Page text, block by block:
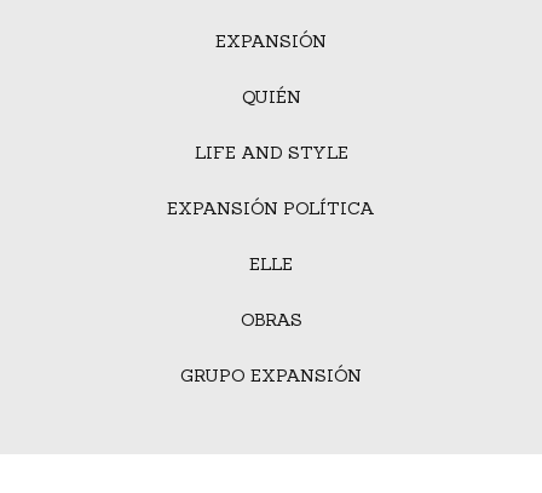
EXPANSIÓN
QUIÉN
LIFE AND STYLE
EXPANSIÓN POLÍTICA
ELLE
OBRAS
GRUPO EXPANSIÓN